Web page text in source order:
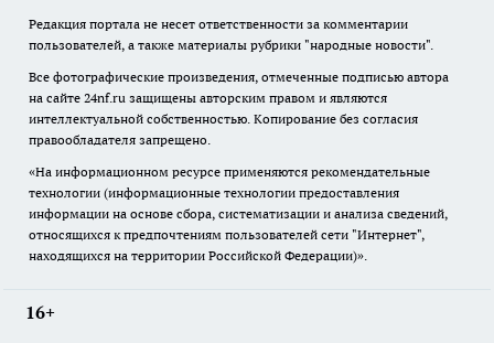
Редакция портала не несет ответственности за комментарии
пользователей, а также материалы рубрики "народные новости".
Все фотографические произведения, отмеченные подписью автора
на сайте 24nf.ru защищены авторским правом и являются
интеллектуальной собственностью. Копирование без согласия
правообладателя запрещено.
«На информационном ресурсе применяются рекомендательные
технологии (информационные технологии предоставления
информации на основе сбора, систематизации и анализа сведений,
относящихся к предпочтениям пользователей сети "Интернет",
находящихся на территории Российской Федерации)».
16+